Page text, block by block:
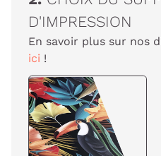
D'IMPRESSION
En savoir plus sur nos
ici !